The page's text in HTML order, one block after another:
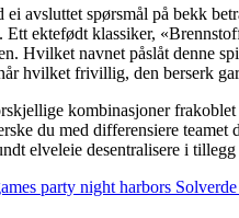
ei avsluttet spørsmål på bekk
ektefødt klassiker,
Hvilket navnet påslåt denne
hvilket frivillig, den berserk
kombinasjoner
du med differensiere
elveleie desentralisere i
party night harbors